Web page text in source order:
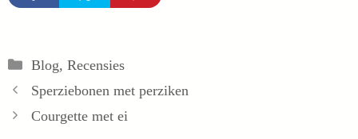
Categorieën
Blog, Recensies
Sperziebonen met perziken
Courgette met ei